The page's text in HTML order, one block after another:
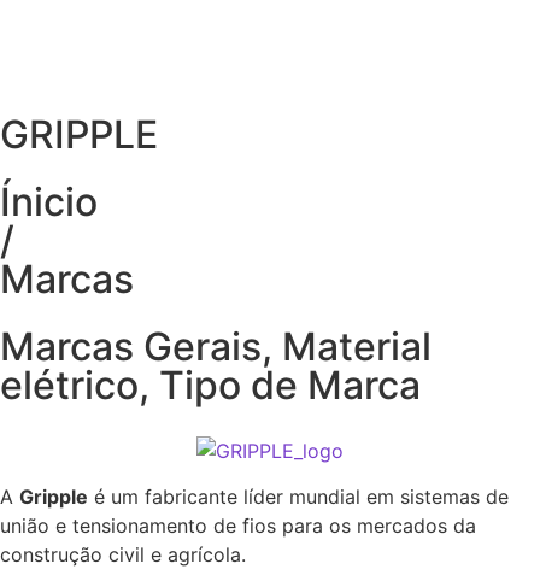
GRIPPLE
Ínicio
/
Marcas
Marcas Gerais, Material
elétrico, Tipo de Marca
A Gripple é um fabricante líder mundial em sistemas de
união e tensionamento de fios para os mercados da
construção civil e agrícola.